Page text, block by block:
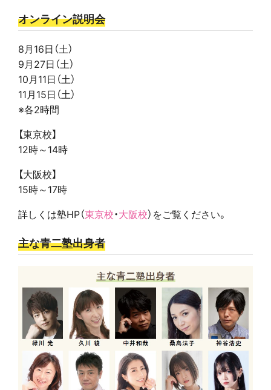
オンライン説明会
8月16日（土）
9月27日（土）
10月11日（土）
11月15日（土）
※各2時間
【東京校】
12時～14時
【大阪校】
15時～17時
詳しくは塾HP（東京校・大阪校）をご覧ください。
主な青二塾出身者